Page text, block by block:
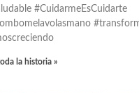
#CuidarmeEsCuidarte
la historia »